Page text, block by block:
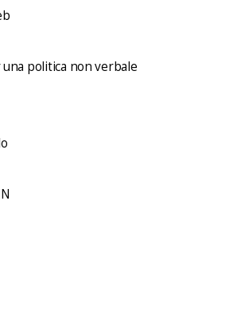
politica non verbale